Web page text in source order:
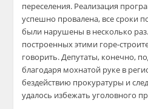
переселения. Реализация
успешно провалена, все сроки
были нарушены в несколько
построенных этими горе-
говорить. Депутаты, конечно,
благодаря мохнатой руке в
бездействию прокуратуры и
удалось избежать уголовного